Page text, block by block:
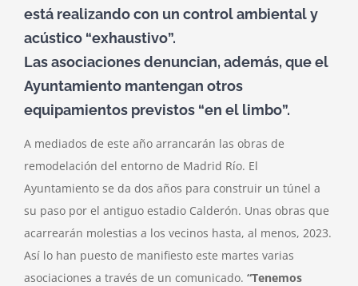
por
contaminación
acústica
y
medioambiental
las
obras
grande
está realizando con un control ambiental y
acústico “exhaustivo”.
Las asociaciones denuncian, además, que el
Ayuntamiento mantengan otros
equipamientos previstos “en el limbo”.
A mediados de este año arrancarán las obras de
remodelación del entorno de Madrid Río. El
Ayuntamiento se da dos años para construir un túnel a
su paso por el antiguo estadio Calderón. Unas obras que
acarrearán molestias a los vecinos hasta, al menos, 2023.
Así lo han puesto de manifiesto este martes varias
asociaciones a través de un comunicado. “Tenemos